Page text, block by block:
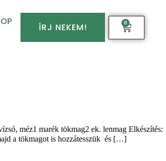
ÍRJ NEKEM! 0
méz1 marék tökmag2 ek. lenmag Elkészítés:
a tökmagot is hozzátesszük és […]